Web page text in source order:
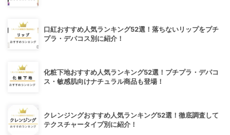
口紅おすすめ人気ランキング52選！落ちないリップをプチ
プラ・デパコス別に紹介！
化粧下地おすすめ人気ランキング52選！プチプラ・デパコ
ス・敏感肌向けナチュラル商品も登場！
クレンジングおすすめ人気ランキング52選！徹底調査して
テクスチャータイプ別に紹介！